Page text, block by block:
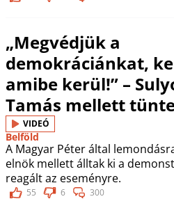
„Megvédjük a
demokráciánkat,
amibe kerül!” –
Tamás mellett
VIDEÓ
Belföld
A Magyar Péter által
elnök mellett álltak ki a
reagált az eseményre.
55 6 300